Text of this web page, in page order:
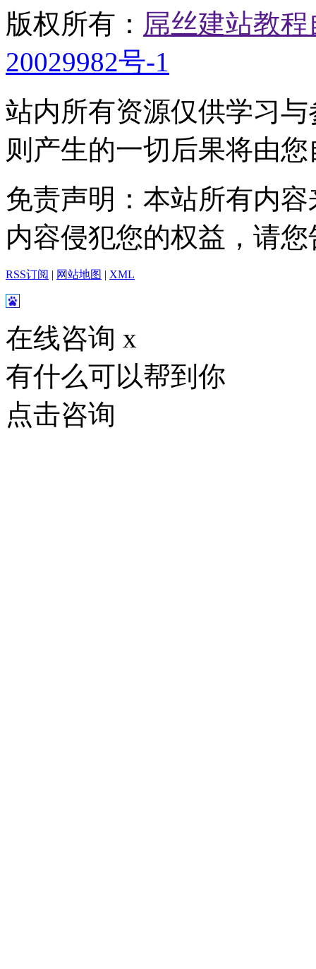
版权所有： 屌丝建站教
20029982号-1
站内所有资源仅供学习
则产生的一切后果将由
免责声明：本站所有内
内容侵犯您的权益，请
RSS订阅 | 网站地图 | XML
在线咨询 x
有什么可以帮到你
点击咨询